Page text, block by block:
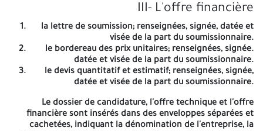
d'Annaba; au niveau de la cour de la révolution commune
remboursable représentant les frais de reproduction et des
photocopies, payable auprès de Monsieur le trésorier communal
de la commune d'Annaba contre un recu.
Conditions de qualification:
participer à l'appel d'offre ouvert: -l'entreprise possédant un
registre de commerce inclue l'activité de cahier des charges en
cours de validité(usine, l'importateur, commerce de gros,
III- L'offre financière
la lettre de soumission; renseignées, signée, datée et
visée de la part du soumissionnaire.
le bordereau des prix unitaires; renseignées, signée.
datée et visée de la part du soumissionnaire.
le devis quantitatif et estimatif; renseignées, signée,
datée et visée de la part du soumissionnaire.
Le dossier de candidature, l'offre technique et l'offre
financière sont insérés dans des enveloppes séparées et
cachetées, indiquant la dénomination de l'entreprise, la